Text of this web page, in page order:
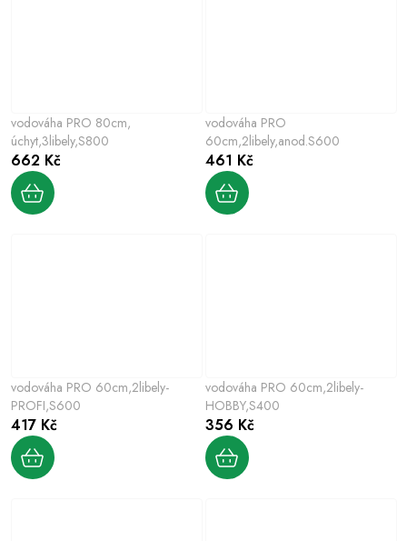
vodováha PRO 80cm,
úchyt,3libely,S800
662 Kč
vodováha PRO
60cm,2libely,anod.S600
461 Kč
vodováha PRO 60cm,2libely-
PROFI,S600
417 Kč
vodováha PRO 60cm,2libely-
HOBBY,S400
356 Kč